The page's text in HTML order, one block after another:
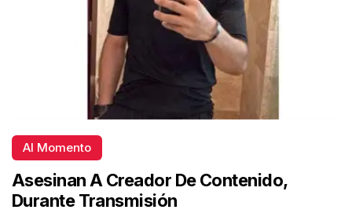
Al Momento
Asesinan A Creador De Contenido,
Durante Transmisión